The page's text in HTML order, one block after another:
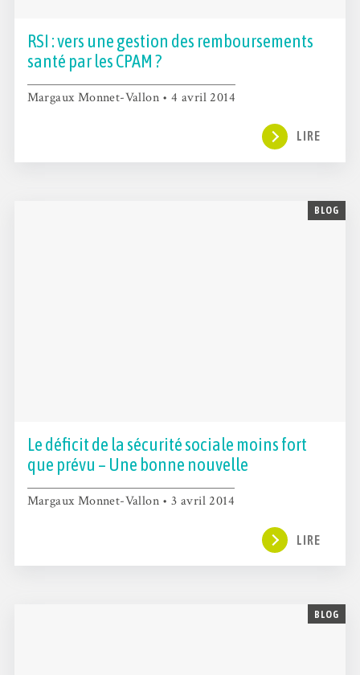
RSI : vers une gestion des remboursements
santé par les CPAM ?
Margaux Monnet-Vallon • 4 avril 2014
LIRE
BLOG
Le déficit de la sécurité sociale moins fort
que prévu – Une bonne nouvelle
Margaux Monnet-Vallon • 3 avril 2014
LIRE
BLOG